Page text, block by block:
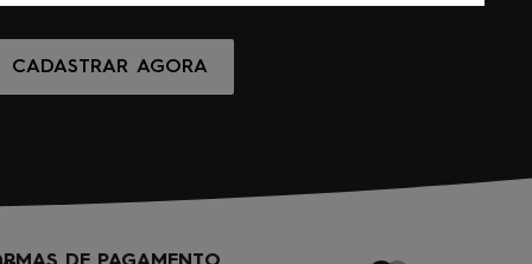
CADASTRAR AGORA